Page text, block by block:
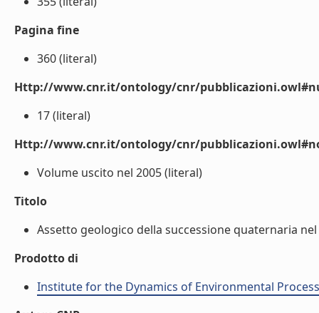
Pagina fine
360 (literal)
Http://www.cnr.it/ontology/cnr/
17 (literal)
Http://www.cnr.it/ontology/cnr/
Volume uscito nel 2005 (literal)
Titolo
Assetto geologico della successione quaternaria
Prodotto di
Institute for the Dynamics of Environmental